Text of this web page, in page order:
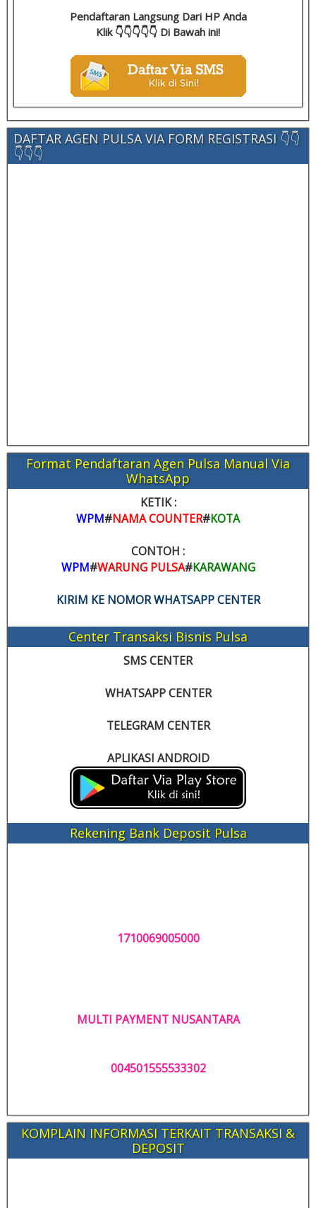
Pendaftaran Langsung Dari HP Anda
Klik 👇👇👇👇👇 Di Bawah ini!
DAFTAR AGEN PULSA VIA FORM REGISTRASI 👇👇
👇👇👇
Format Pendaftaran Agen Pulsa Manual Via
WhatsApp
KETIK :
WPM#NAMA COUNTER#KOTA
CONTOH :
WPM#WARUNG PULSA#KARAWANG
KIRIM KE NOMOR WHATSAPP CENTER
Center Transaksi Bisnis Pulsa
SMS CENTER
WHATSAPP CENTER
TELEGRAM CENTER
APLIKASI ANDROID
Rekening Bank Deposit Pulsa
1710069005000
MULTI PAYMENT NUSANTARA
004501555533302
KOMPLAIN INFORMASI TERKAIT TRANSAKSI &
DEPOSIT